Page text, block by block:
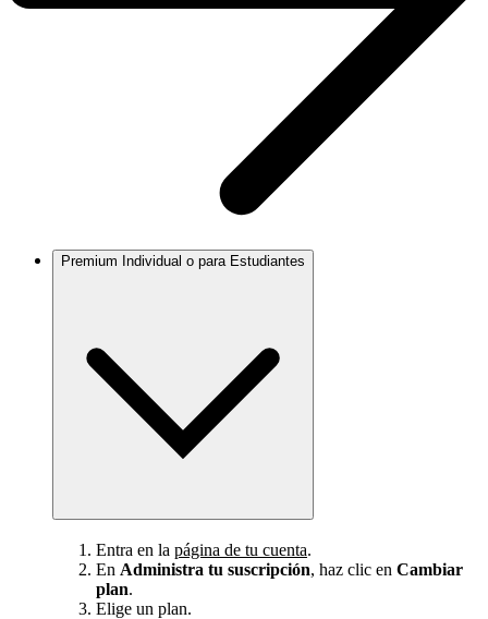
Premium Individual o para Estudiantes
Entra en la página de tu cuenta.
En Administra tu suscripción, haz clic en Cambiar
plan.
Elige un plan.